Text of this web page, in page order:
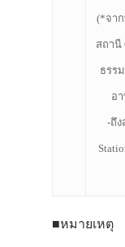
(*จา
สถานี
ธรร
อ
-ถึง
■หมายเหตุ